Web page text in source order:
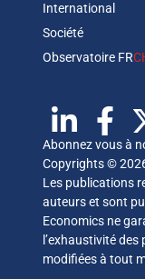
International
Société
Observatoire FR
Abonnez vous à
Copyrights ©
Les publications
auteurs et sont
Economics ne
l’exhaustivité
modifiées à tout